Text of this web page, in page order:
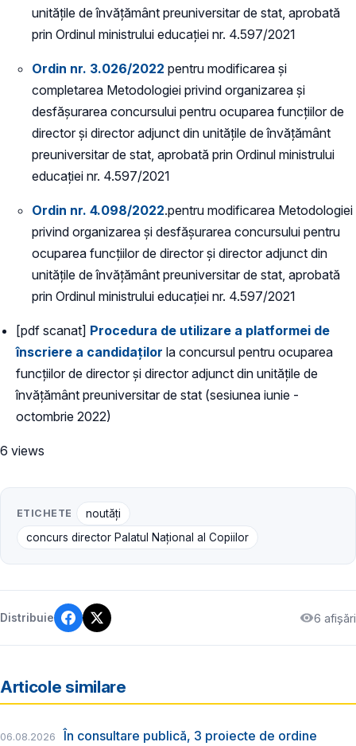
unitățile de învățământ preuniversitar de stat, aprobată
prin Ordinul ministrului educației nr. 4.597/2021
Ordin nr. 3.026/2022 pentru modificarea și
completarea Metodologiei privind organizarea și
desfășurarea concursului pentru ocuparea funcțiilor de
director și director adjunct din unitățile de învățământ
preuniversitar de stat, aprobată prin Ordinul ministrului
educației nr. 4.597/2021
Ordin nr. 4.098/2022.pentru modificarea Metodologiei
privind organizarea și desfășurarea concursului pentru
ocuparea funcțiilor de director și director adjunct din
unitățile de învățământ preuniversitar de stat, aprobată
prin Ordinul ministrului educației nr. 4.597/2021
[pdf scanat] Procedura de utilizare a platformei de
înscriere a candidaților la concursul pentru ocuparea
funcțiilor de director și director adjunct din unitățile de
învățământ preuniversitar de stat (sesiunea iunie -
octombrie 2022)
6 views
ETICHETE
noutăți
concurs director Palatul Național al Copiilor
Distribuie 6 afișări
Articole similare
06.08.2026
În consultare publică, 3 proiecte de ordine